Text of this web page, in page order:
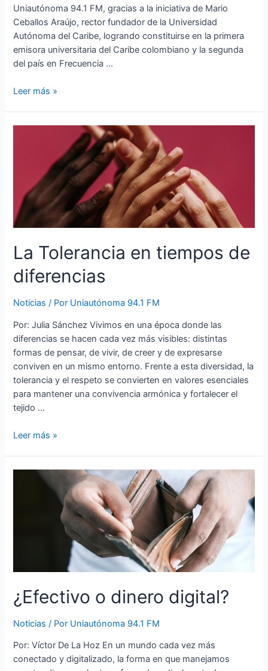
Uniautónoma 94.1 FM, gracias a la iniciativa de Mario
Ceballos Araújo, rector fundador de la Universidad
Autónoma del Caribe, logrando constituirse en la primera
emisora universitaria del Caribe colombiano y la segunda
del país en Frecuencia …
Leer más »
La Tolerancia en tiempos de
diferencias
Noticias / Por Uniautónoma 94.1 FM
Por: Julia Sánchez Vivimos en una época donde las
diferencias se hacen cada vez más visibles: distintas
formas de pensar, de vivir, de creer y de expresarse
conviven en un mismo entorno. Frente a esta diversidad, la
tolerancia y el respeto se convierten en valores esenciales
para mantener una convivencia armónica y fortalecer el
tejido …
Leer más »
¿Efectivo o dinero digital?
Noticias / Por Uniautónoma 94.1 FM
Por: Víctor De La Hoz En un mundo cada vez más
conectado y digitalizado, la forma en que manejamos